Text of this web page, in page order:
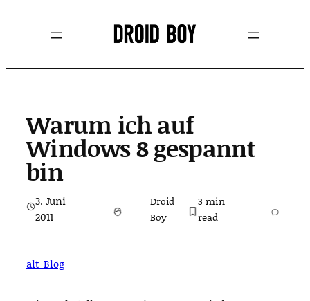
Warum ich auf
Windows 8 gespannt
bin
3. Juni
2011
Droid
Boy
3 min
read
alt_Blog